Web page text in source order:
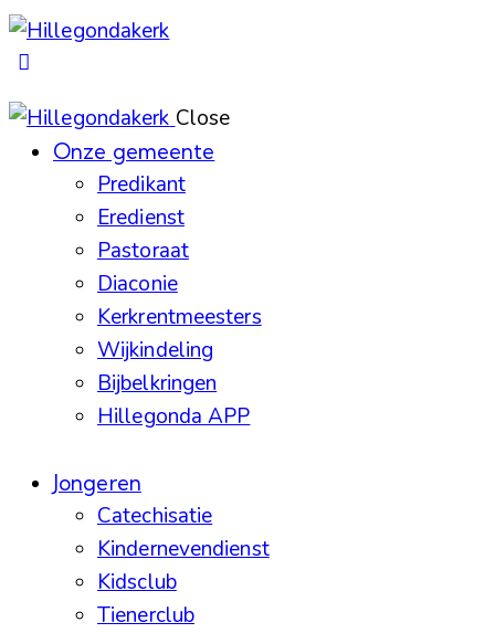
Close
Onze gemeente
Predikant
Eredienst
Pastoraat
Diaconie
Kerkrentmeesters
Wijkindeling
Bijbelkringen
Hillegonda APP
Jongeren
Catechisatie
Kindernevendienst
Kidsclub
Tienerclub